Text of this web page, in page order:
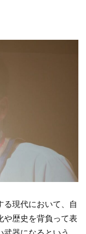
る現代において、自
や歴史を背負って表